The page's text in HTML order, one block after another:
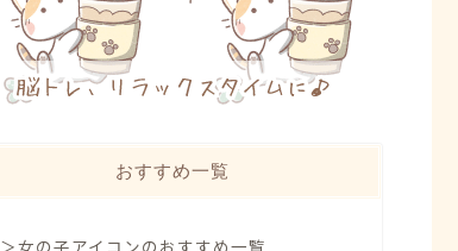
おすすめ一覧
＞女の子アイコンのおすすめ一覧